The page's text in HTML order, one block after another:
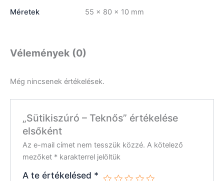
Méretek
55 × 80 × 10 mm
Vélemények (0)
Még nincsenek értékelések.
„Sütikiszúró – Teknős” értékelése
elsőként
Az e-mail címet nem tesszük közzé. A kötelező
mezőket * karakterrel jelöltük
A te értékelésed *